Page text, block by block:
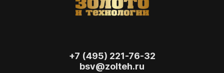
+7 (495) 221-76-32
bsv@zolteh.ru